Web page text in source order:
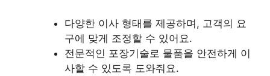
다양한 이사 형태를 제공하며, 고객의 요
구에 맞게 조정할 수 있어요.
전문적인 포장기술로 물품을 안전하게 이
사할 수 있도록 도와줘요.